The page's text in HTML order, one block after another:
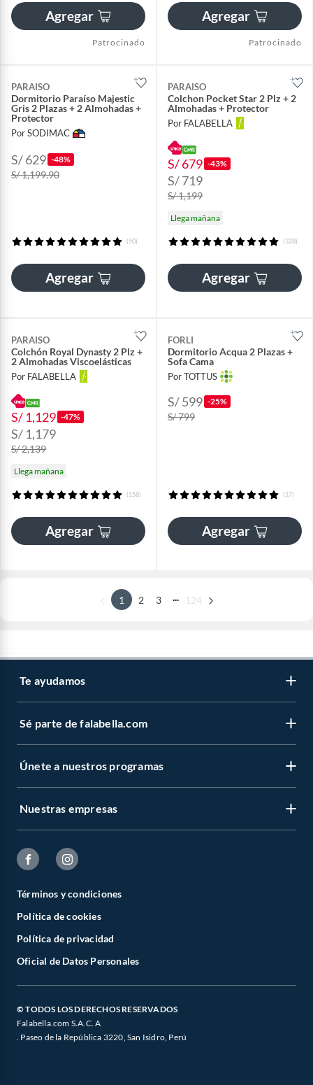
Agregar
Patrocinado
Agregar
Patrocinado
PARAISO
Dormitorio Paraíso Majestic
Gris 2 Plazas + 2 Almohadas +
Protector
Por SODIMAC
S/ 629 -48%
S/ 1,199.90
(50)
Agregar
PARAISO
Colchon Pocket Star 2 Plz + 2
Almohadas + Protector
Por FALABELLA
S/ 679 -43%
S/ 719
S/ 1,199
Llega mañana
(328)
Agregar
PARAISO
Colchón Royal Dynasty 2 Plz +
2 Almohadas Viscoelásticas
Por FALABELLA
S/ 1,129 -47%
S/ 1,179
S/ 2,139
Llega mañana
(158)
Agregar
FORLI
Dormitorio Acqua 2 Plazas +
Sofa Cama
Por TOTTUS
S/ 599 -25%
S/ 799
(17)
Agregar
1 2 3 124
Te ayudamos
Sé parte de falabella.com
Únete a nuestros programas
Nuestras empresas
Términos y condiciones
Política de cookies
Política de privacidad
Oficial de Datos Personales
© TODOS LOS DERECHOS RESERVADOS
Falabella.com S.A.C. A
. Paseo de la República 3220, San Isidro, Perú